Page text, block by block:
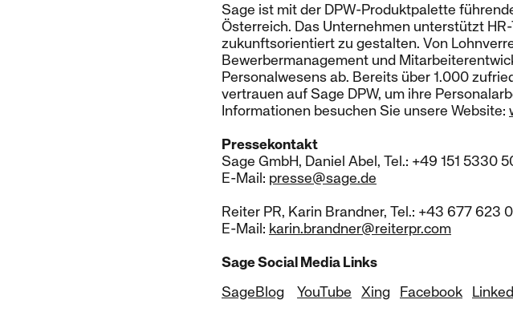
Sage ist mit der DPW-Produktpalette
Österreich. Das Unternehmen unterstützt
zukunftsorientiert zu gestalten. Von
Bewerbermanagement und
Personalwesens ab. Bereits über 1.000
vertrauen auf Sage DPW, um ihre
Informationen besuchen Sie unsere Website:
Pressekontakt
Sage GmbH, Daniel Abel, Tel.: +49 151 5330
E-Mail: presse@sage.de
Reiter PR, Karin Brandner, Tel.: +43 677 623
E-Mail: karin.brandner@reiterpr.com
Sage Social Media Links
SageBlog
YouTube Xing Facebook